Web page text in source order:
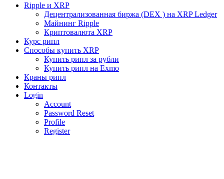
Ripple и XRP
Децентрализованная биржа (DEX ) на XRP Ledger
Майнинг Ripple
Криптовалюта XRP
Курс рипл
Способы купить XRP
Купить рипл за рубли
Купить рипл на Exmo
Краны рипл
Контакты
Login
Account
Password Reset
Profile
Register